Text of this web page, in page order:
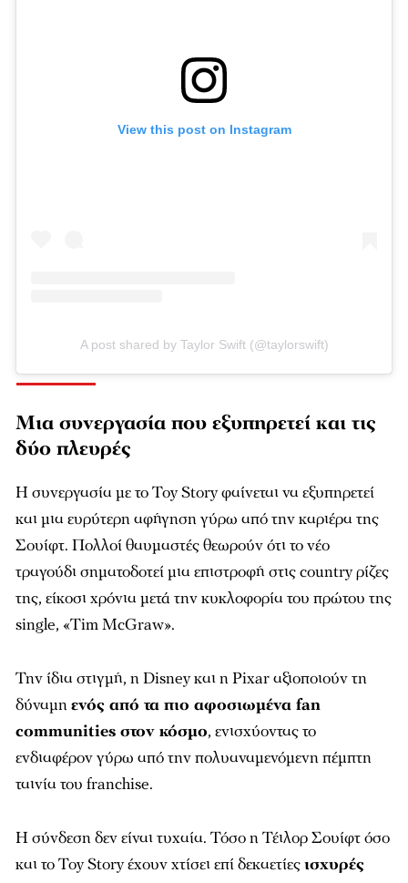
View this post on Instagram
A post shared by Taylor Swift (@taylorswift)
Μια συνεργασία που εξυπηρετεί και τις
δύο πλευρές
Η συνεργασία με το Toy Story φαίνεται να εξυπηρετεί
και μια ευρύτερη αφήγηση γύρω από την καριέρα της
Σουίφτ. Πολλοί θαυμαστές θεωρούν ότι το νέο
τραγούδι σηματοδοτεί μια επιστροφή στις country ρίζες
της, είκοσι χρόνια μετά την κυκλοφορία του πρώτου της
single, «Tim McGraw».
Την ίδια στιγμή, η Disney και η Pixar αξιοποιούν τη
δύναμηενός από τα πιο αφοσιωμένα fan
communities στον κόσμο, ενισχύοντας το
ενδιαφέρον γύρω από την πολυαναμενόμενη πέμπτη
ταινία του franchise.
Η σύνδεση δεν είναι τυχαία. Τόσο η Τέιλορ Σουίφτ όσο
και το Toy Story έχουν χτίσει επί δεκαετίεςισχυρές